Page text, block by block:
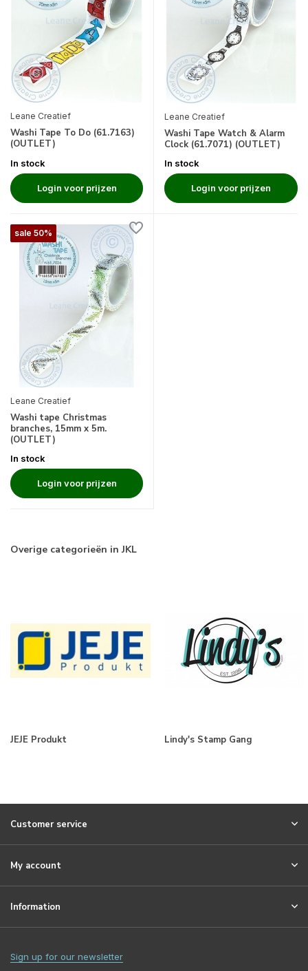
Leane Creatief
Washi Tape To Do (61.7163)
(OUTLET)
In stock
Login voor prijzen
Leane Creatief
Washi Tape Watch & Alarm
Clock (61.7071) (OUTLET)
In stock
Login voor prijzen
sale 50%
Leane Creatief
Washi tape Christmas
branches, 15mm x 5m.
(OUTLET)
In stock
Login voor prijzen
Overige categorieën in JKL
JEJE Produkt Lindy's Stamp Gang
Customer service
My account
Information
Sign up for our newsletter